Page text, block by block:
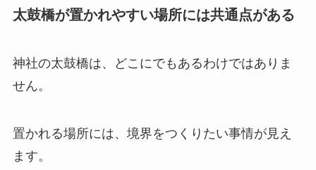
太鼓橋が置かれやすい場所には共通点がある
神社の太鼓橋は、どこにでもあるわけではありま
せん。
置かれる場所には、境界をつくりたい事情が見え
ます。